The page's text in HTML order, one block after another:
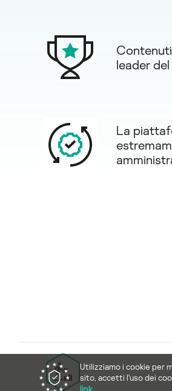
leader
La
Utilizziamo i cookie per
sito, accetti l'uso dei
link.